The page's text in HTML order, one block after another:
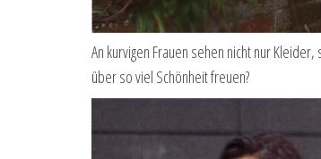
An kurvigen Frauen sehen nicht nur
über so viel Schönheit freuen?